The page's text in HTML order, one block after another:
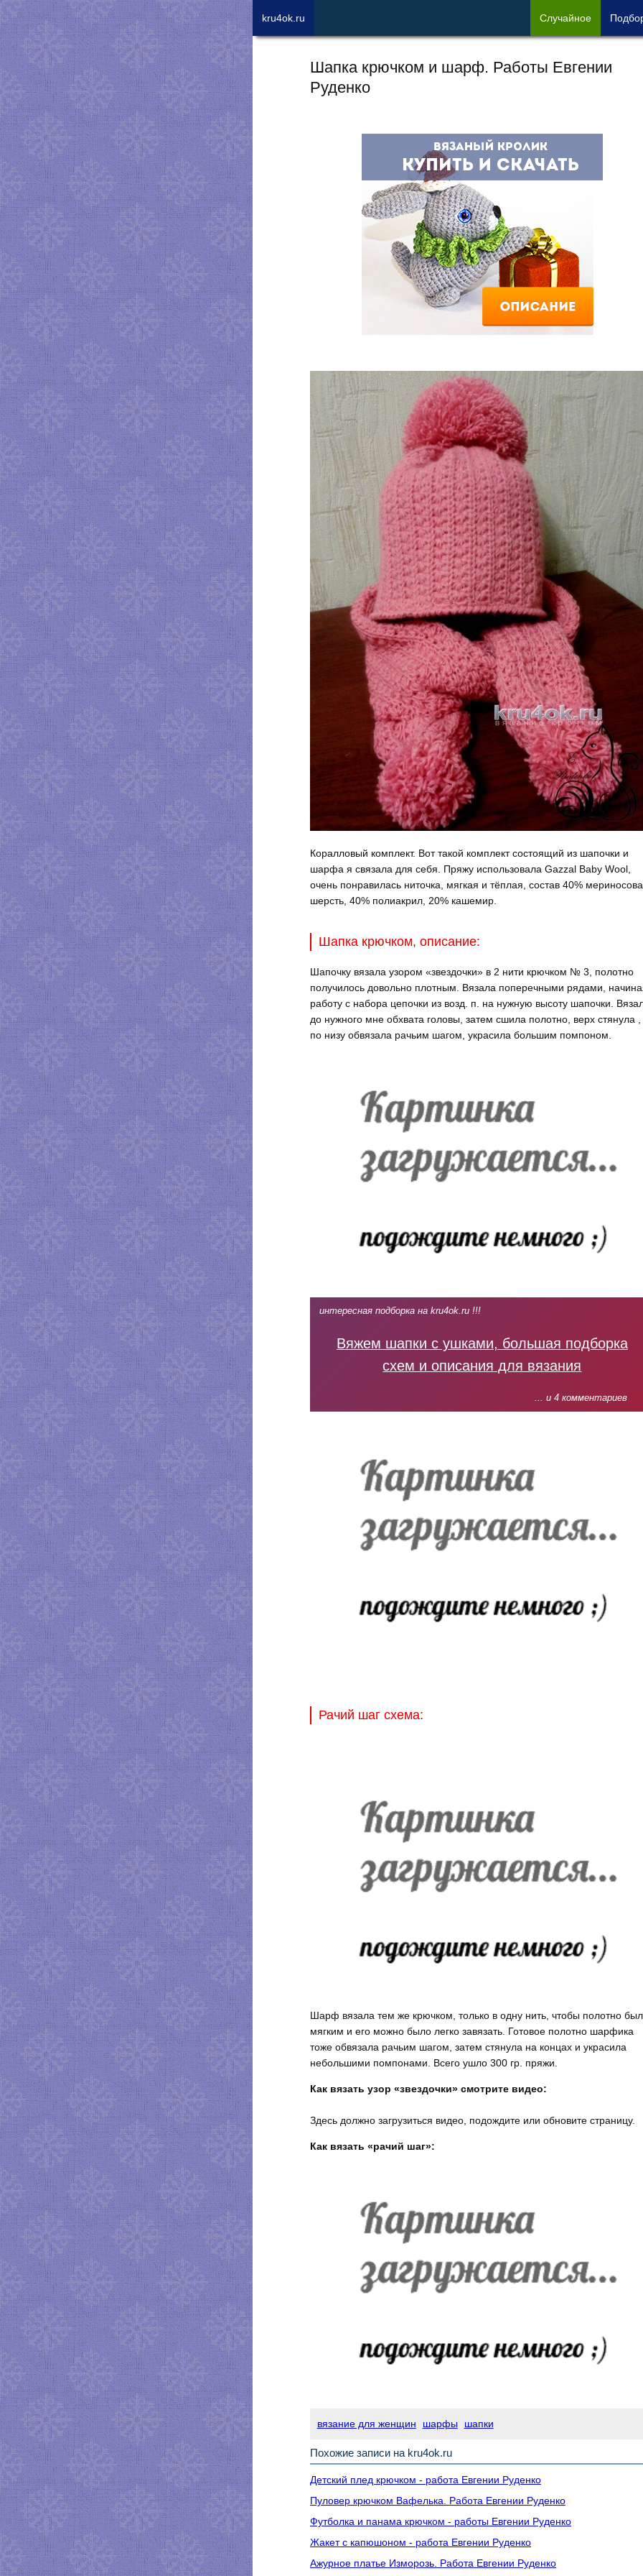
Шапка крючком и шарф. Работы Евгении
Руденко
Коралловый комплект. Вот такой комплект состоящий из шапочки и
шарфа я связала для себя. Пряжу использовала Gazzal Baby Wool,
очень понравилась ниточка, мягкая и тёплая, состав 40%
шерсть, 40% полиакрил, 20% кашемир.
Шапка крючком, описание:
Шапочку вязала узором «звездочки» в 2 нити крючком № 3, полотно
получилось довольно плотным. Вязала поперечными рядами,
работу с набора цепочки из возд. п. на нужную высоту шапочки.
до нужного мне обхвата головы, затем сшила полотно, верх стянула ,
по низу обвязала рачьим шагом, украсила большим помпоном.
интересная подборка на kru4ok.ru !!!
Вяжем шапки с ушками, большая подборка
схем и описания для вязания
... и 4 комментариев
Рачий шаг схема:
Шарф вязала тем же крючком, только в одну нить, чтобы полотно
мягким и его можно было легко завязать. Готовое полотно шарфика
тоже обвязала рачьим шагом, затем стянула на концах и украсила
небольшими помпонами. Всего ушло 300 гр. пряжи.
Как вязать узор «звездочки» смотрите видео:
Здесь должно загрузиться видео, подождите или обновите страницу.
Как вязать «рачий шаг»:
вязание для женщин шарфы шапки
Похожие записи на kru4ok.ru
Детский плед крючком - работа Евгении Руденко
Пуловер крючком Вафелька. Работа Евгении Руденко
Футболка и панама крючком - работы Евгении Руденко
Жакет с капюшоном - работа Евгении Руденко
Ажурное платье Изморозь. Работа Евгении Руденко
kru4ok.ru Случайное Под